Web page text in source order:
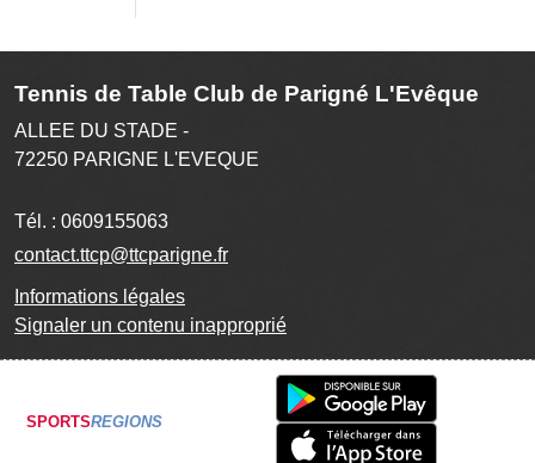
Tennis de Table Club de Parigné L'Evêque
ALLEE DU STADE -
72250 PARIGNE L'EVEQUE
Tél. : 0609155063
contact.ttcp@ttcparigne.fr
Informations légales
Signaler un contenu inapproprié
SPORTSREGIONS